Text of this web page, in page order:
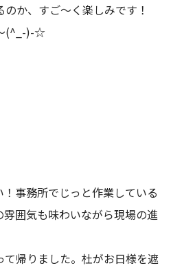
か、すご～く楽しみです！
(^_-)-☆
事務所でじっと作業している
囲気も味わいながら現場の進
て帰りました。杜がお日様を遮